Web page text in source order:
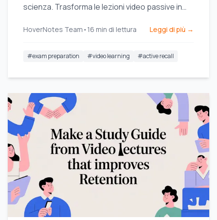
scienza. Trasforma le lezioni video passive in
memorizzazione e la ritenzione.
HoverNotes Team • 16 min di lettura Leggi di più →
#exam preparation #video learning #active recall